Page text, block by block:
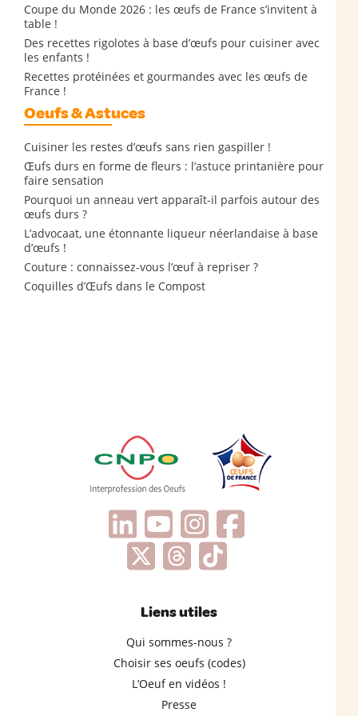
Coupe du Monde 2026 : les œufs de France s’invitent à
table !
Des recettes rigolotes à base d’œufs pour cuisiner avec
les enfants !
Recettes protéinées et gourmandes avec les œufs de
France !
Oeufs & Astuces
Cuisiner les restes d’œufs sans rien gaspiller !
Œufs durs en forme de fleurs : l’astuce printanière pour
faire sensation
Pourquoi un anneau vert apparaît-il parfois autour des
œufs durs ?
L’advocaat, une étonnante liqueur néerlandaise à base
d’œufs !
Couture : connaissez-vous l’œuf à repriser ?
Coquilles d’Œufs dans le Compost
Liens utiles
Qui sommes-nous ?
Choisir ses oeufs (codes)
L’Oeuf en vidéos !
Presse